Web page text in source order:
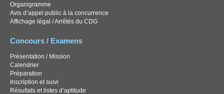
Organigramme
Avis d’appel public à la concurrence
Affichage légal / Arrêtés du CDG
Concours / Examens
Présentation / Mission
Calendrier
Préparation
Inscription et suivi
Résultats et listes d’aptitude